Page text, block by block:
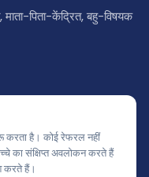
माता-पिता-केंद्रित, बहु-विषयक
करता है। कोई रेफरल नहीं
का संक्षिप्त अवलोकन करते हैं
करते हैं।